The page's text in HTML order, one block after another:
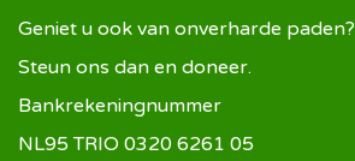
Geniet u ook van onverharde paden?
Steun ons dan en doneer.
Bankrekeningnummer
NL95 TRIO 0320 6261 05